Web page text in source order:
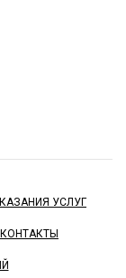
УСЛУГ
КОНТАКТЫ